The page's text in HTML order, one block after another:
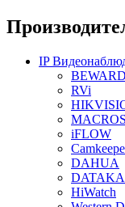
IP
BEWARD
RVi
iFLOW
DAHUA
HiWatch